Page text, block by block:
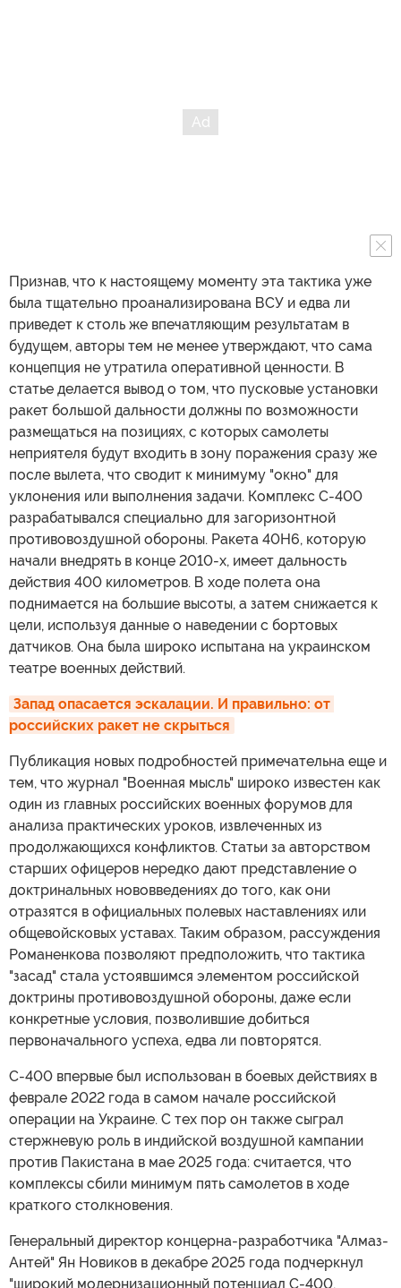
Признав, что к настоящему моменту эта тактика уже
была тщательно проанализирована ВСУ и едва ли
приведет к столь же впечатляющим результатам в
будущем, авторы тем не менее утверждают, что сама
концепция не утратила оперативной ценности. В
статье делается вывод о том, что пусковые установки
ракет большой дальности должны по возможности
размещаться на позициях, с которых самолеты
неприятеля будут входить в зону поражения сразу же
после вылета, что сводит к минимуму "окно" для
уклонения или выполнения задачи. Комплекс С-400
разрабатывался специально для загоризонтной
противовоздушной обороны. Ракета 40Н6, которую
начали внедрять в конце 2010-х, имеет дальность
действия 400 километров. В ходе полета она
поднимается на большие высоты, а затем снижается к
цели, используя данные о наведении с бортовых
датчиков. Она была широко испытана на украинском
театре военных действий.
Запад опасается эскалации. И правильно: от
российских ракет не скрыться
Публикация новых подробностей примечательна еще и
тем, что журнал "Военная мысль" широко известен как
один из главных российских военных форумов для
анализа практических уроков, извлеченных из
продолжающихся конфликтов. Статьи за авторством
старших офицеров нередко дают представление о
доктринальных нововведениях до того, как они
отразятся в официальных полевых наставлениях или
общевойсковых уставах. Таким образом, рассуждения
Романенкова позволяют предположить, что тактика
"засад" стала устоявшимся элементом российской
доктрины противовоздушной обороны, даже если
конкретные условия, позволившие добиться
первоначального успеха, едва ли повторятся.
С-400 впервые был использован в боевых действиях в
феврале 2022 года в самом начале российской
операции на Украине. С тех пор он также сыграл
стержневую роль в индийской воздушной кампании
против Пакистана в мае 2025 года: считается, что
комплексы сбили минимум пять самолетов в ходе
краткого столкновения.
Генеральный директор концерна-разработчика "Алмаз-
Антей" Ян Новиков в декабре 2025 года подчеркнул
"широкий модернизационный потенциал С-400,